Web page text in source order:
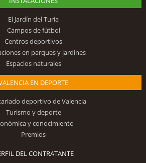
El Jardín del Turia
Campos de fútbol
Centros deportivos
en parques y jardines
Espacios naturales
EN DEPORTE
deportivo de Valencia
Turismo y deporte
y conocimiento
Premios
DEL CONTRATANTE